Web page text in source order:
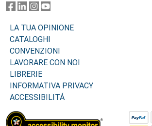
LA TUA OPINIONE
CATALOGHI
CONVENZIONI
LAVORARE CON NOI
LIBRERIE
INFORMATIVA PRIVACY
ACCESSIBILITÁ